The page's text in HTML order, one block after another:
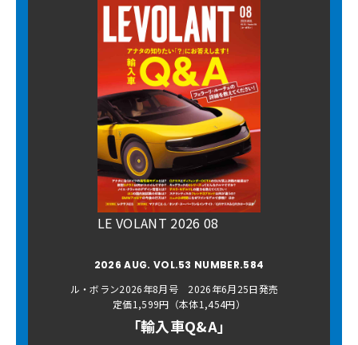
LE VOLANT 2026 08
2026 AUG. VOL.53 NUMBER.584
ル・ボラン2026年8月号 2026年6月25日発売
定価1,599円（本体1,454円）
「輸入車Q&A」